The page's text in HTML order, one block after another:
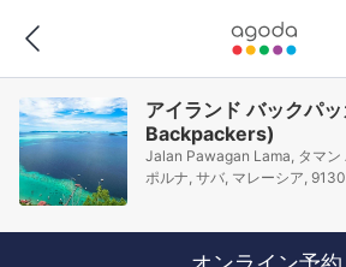
アイランド バックパ
Backpackers)
Jalan Pawagan Lama, タマン
ポルナ, サバ, マレーシア,